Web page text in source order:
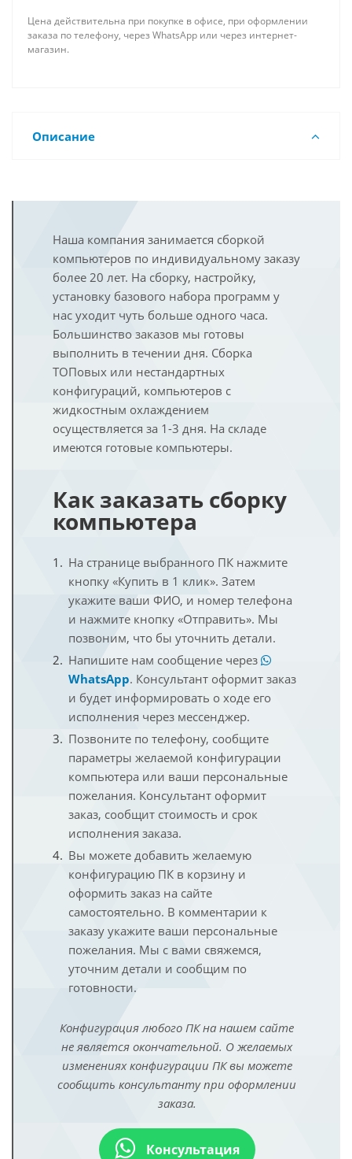
Цена действительна при покупке в офисе, при оформлении
заказа по телефону, через WhatsApp или через интернет-
магазин.
Описание
Наша компания занимается сборкой
компьютеров по индивидуальному заказу
более 20 лет. На сборку, настройку,
установку базового набора программ у
нас уходит чуть больше одного часа.
Большинство заказов мы готовы
выполнить в течении дня. Сборка
ТОПовых или нестандартных
конфигураций, компьютеров с
жидкостным охлаждением
осуществляется за 1-3 дня. На складе
имеются готовые компьютеры.
Как заказать сборку
компьютера
На странице выбранного ПК нажмите
кнопку «Купить в 1 клик». Затем
укажите ваши ФИО, и номер телефона
и нажмите кнопку «Отправить». Мы
позвоним, что бы уточнить детали.
Напишите нам сообщение через
WhatsApp. Консультант оформит заказ
и будет информировать о ходе его
исполнения через мессенджер.
Позвоните по телефону, сообщите
параметры желаемой конфигурации
компьютера или ваши персональные
пожелания. Консультант оформит
заказ, сообщит стоимость и срок
исполнения заказа.
Вы можете добавить желаемую
конфигурацию ПК в корзину и
оформить заказ на сайте
самостоятельно. В комментарии к
заказу укажите ваши персональные
пожелания. Мы с вами свяжемся,
уточним детали и сообщим по
готовности.
Конфигурация любого ПК на нашем сайте
не является окончательной. О желаемых
изменениях конфигурации ПК вы можете
сообщить консультанту при оформлении
заказа.
Консультация